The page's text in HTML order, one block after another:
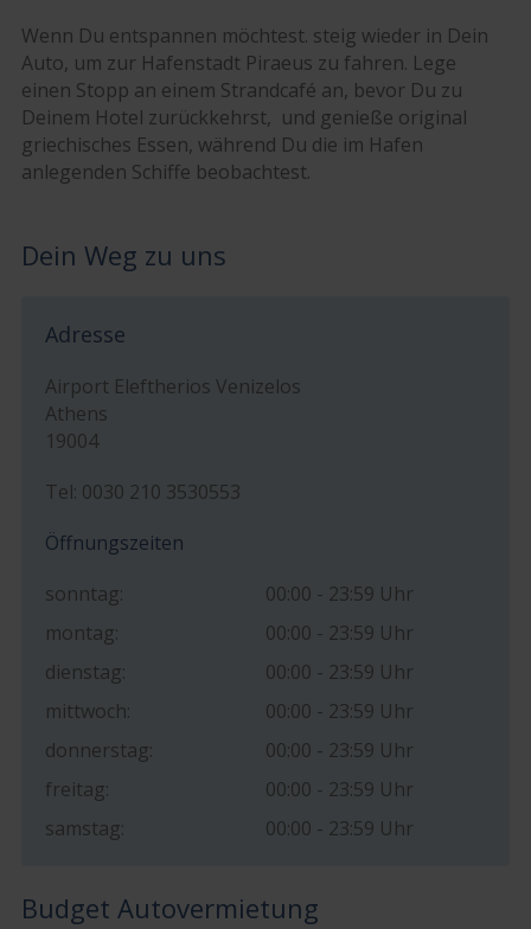
Wenn Du entspannen möchtest. steig wieder in Dein
Auto, um zur Hafenstadt Piraeus zu fahren. Lege
einen Stopp an einem Strandcafé an, bevor Du zu
Deinem Hotel zurückkehrst, und genieße original
griechisches Essen, während Du die im Hafen
anlegenden Schiffe beobachtest.
Dein Weg zu uns
Adresse
Airport Eleftherios Venizelos
Athens
19004
Tel: 0030 210 3530553
Öffnungszeiten
sonntag:
00:00 - 23:59 Uhr
montag:
00:00 - 23:59 Uhr
dienstag:
00:00 - 23:59 Uhr
mittwoch:
00:00 - 23:59 Uhr
donnerstag:
00:00 - 23:59 Uhr
freitag:
00:00 - 23:59 Uhr
samstag:
00:00 - 23:59 Uhr
Budget Autovermietung